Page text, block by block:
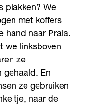
plakken? We
met koffers
hand naar Praia.
we linksboven
ze
gehaald. En
ze gebruiken
naar de